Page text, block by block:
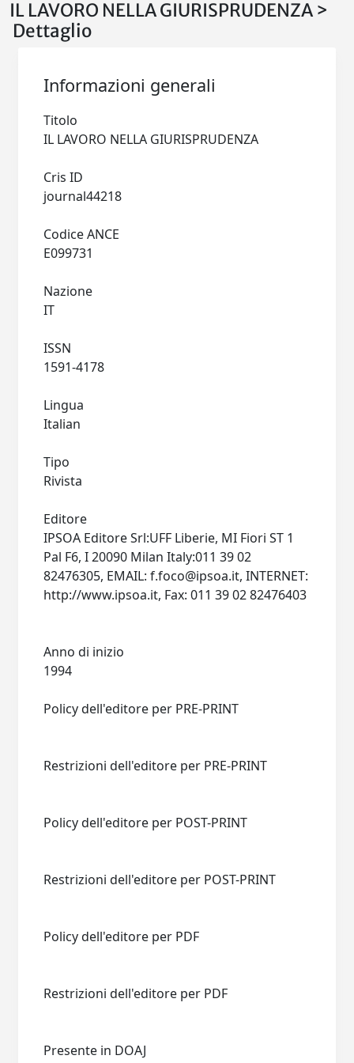
IL LAVORO NELLA GIURISPRUDENZA >
Dettaglio
Informazioni generali
Titolo
Cris ID
Codice ANCE
Nazione
ISSN
Lingua
Tipo
Rivista
Editore
IPSOA Editore Srl:UFF Liberie, MI Fiori ST 1
Pal F6, I 20090 Milan Italy:011 39 02
82476305, EMAIL:f.foco@ipsoa.it, INTERNET:
http://www.ipsoa.it, Fax: 011 39 02 82476403
Anno di inizio
Policy dell'editore per PRE-PRINT
Restrizioni dell'editore per PRE-PRINT
Policy dell'editore per POST-PRINT
Restrizioni dell'editore per POST-PRINT
Policy dell'editore per PDF
Restrizioni dell'editore per PDF
Presente in DOAJ